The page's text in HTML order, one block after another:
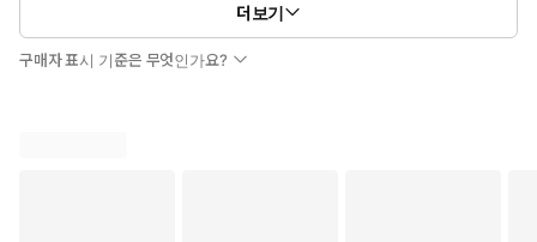
더보기
구매자 표시 기준은 무엇인가요?